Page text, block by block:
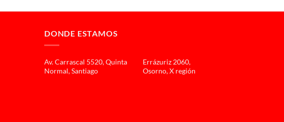
DONDE ESTAMOS
Av. Carrascal 5520, Quinta
Normal, Santiago
Errázuriz 2060,
Osorno, X región